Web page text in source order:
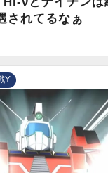
されてるなぁ
Y